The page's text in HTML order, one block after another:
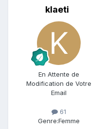
klaeti
En Attente de
Modification de Votre
Email
61
Genre:Femme